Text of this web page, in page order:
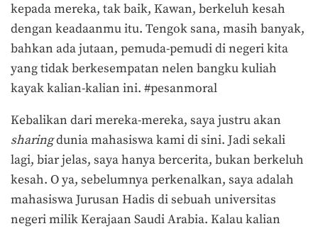
kepada mereka, tak baik, Kawan, berkeluh kesah
dengan keadaanmu itu. Tengok sana, masih banyak,
bahkan ada jutaan, pemuda-pemudi di negeri kita
yang tidak berkesempatan nelen bangku kuliah
kayak kalian-kalian ini. #pesanmoral
Kebalikan dari mereka-mereka, saya justru akan
sharingdunia mahasiswa kami di sini. Jadi sekali
lagi, biar jelas, saya hanya bercerita, bukan berkeluh
kesah. O ya, sebelumnya perkenalkan, saya adalah
mahasiswa Jurusan Hadis di sebuah universitas
negeri milik Kerajaan Saudi Arabia. Kalau kalian